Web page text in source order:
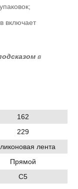
включает
в
162
229
лента
Прямой
C5